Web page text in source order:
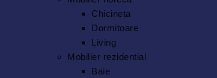
Chicineta
Dormitoare
Living
Mobilier rezidential
Baie